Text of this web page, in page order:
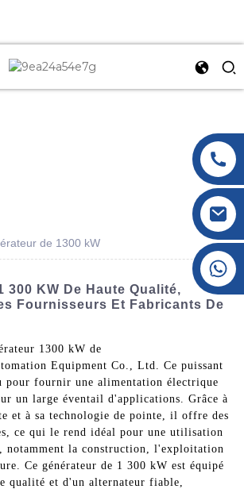
+86 177 8117 4421
+86 138 8076 0589
de 1300 kW
300 KW De Haute Qualité,
Fournisseurs Et Fabricants De
1300 kW de
Equipment Co., Ltd. Ce puissant
pour fournir une alimentation électrique
un large éventail d'applications. Grâce à
et à sa technologie de pointe, il offre des
ce qui le rend idéal pour une utilisation
notamment la construction, l'exploitation
Ce générateur de 1 300 kW est équipé
qualité et d'un alternateur fiable,